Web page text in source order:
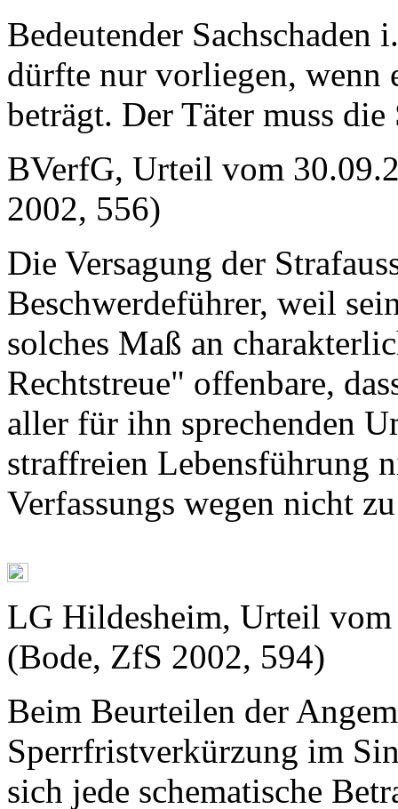
Bedeutender
dürfte nur vorliegen, wenn
beträgt. Der Täter muss
BVerfG, Urteil vom
2002, 556)
Die Versagung der
Beschwerdeführer, weil
solches Maß an
Rechtstreue" offenbare,
aller für ihn sprechenden
straffreien Lebensführung
Verfassungs wegen nicht
LG Hildesheim, Urteil
(Bode, ZfS 2002, 594)
Beim Beurteilen der
Sperrfristverkürzung im
sich jede schematische